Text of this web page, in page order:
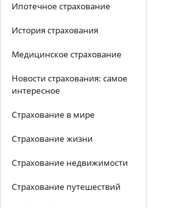
Ипотечное страхование
История страхования
Медицинское страхование
Новости страхования: самое
интересное
Страхование в мире
Страхование жизни
Страхование недвижимости
Страхование путешествий